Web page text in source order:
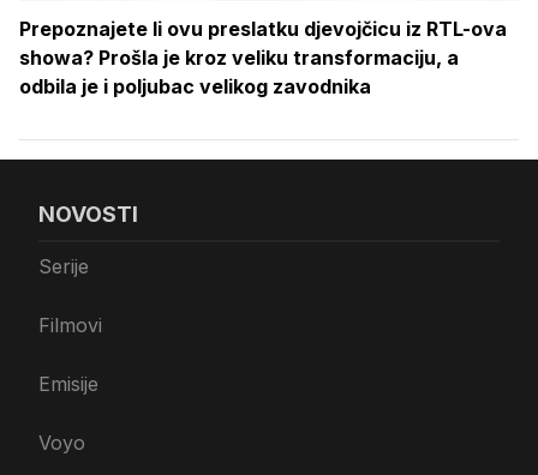
Prepoznajete li ovu preslatku djevojčicu iz RTL-ova
showa? Prošla je kroz veliku transformaciju, a
odbila je i poljubac velikog zavodnika
NOVOSTI
Serije
Filmovi
Emisije
Voyo